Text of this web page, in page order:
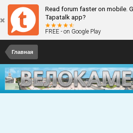
Read forum faster on mobile.
Tapatalk app?
FREE - on Google Play
Главная